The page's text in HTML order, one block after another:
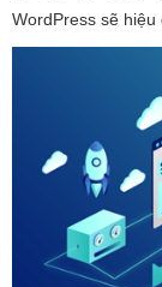
WordPress sẽ hiệu